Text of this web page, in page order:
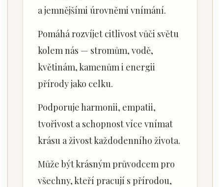
a jemnějšími úrovněmi vnímání.
Pomáhá rozvíjet citlivost vůči světu
kolem nás — stromům, vodě,
květinám, kamenům i energii
přírody jako celku.
Podporuje harmonii, empatii,
tvořivost a schopnost více vnímat
krásu a živost každodenního života.
Může být krásným průvodcem pro
všechny, kteří pracují s přírodou,